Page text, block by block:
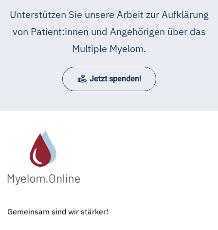
Unterstützen Sie unsere Arbeit zur Aufklärung
von Patient:innen und Angehörigen über das
Multiple Myelom.
Jetzt spenden!
Gemeinsam sind wir stärker!